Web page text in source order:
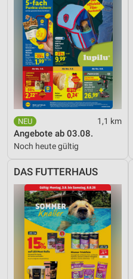
1,1 km
Angebote ab 03.08.
Noch heute gültig
DAS FUTTERHAUS